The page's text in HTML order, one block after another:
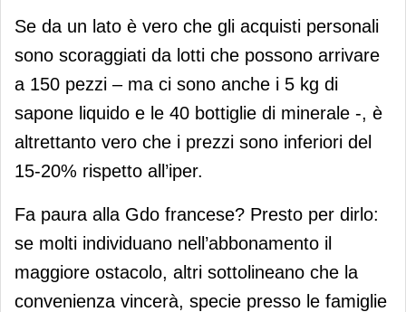
Se da un lato è vero che gli acquisti personali
sono scoraggiati da lotti che possono arrivare
a 150 pezzi – ma ci sono anche i 5 kg di
sapone liquido e le 40 bottiglie di minerale -, è
altrettanto vero che i prezzi sono inferiori del
15-20% rispetto all’iper.
Fa paura alla Gdo francese? Presto per dirlo:
se molti individuano nell’abbonamento il
maggiore ostacolo, altri sottolineano che la
convenienza vincerà, specie presso le famiglie